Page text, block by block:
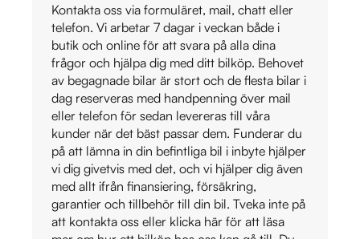
Kontakta oss via formuläret, mail, chatt eller
telefon. Vi arbetar 7 dagar i veckan både i
butik och online för att svara på alla dina
frågor och hjälpa dig med ditt bilköp. Behovet
av begagnade bilar är stort och de flesta bilar i
dag reserveras med handpenning över mail
eller telefon för sedan levereras till våra
kunder när det bäst passar dem. Funderar du
på att lämna in din befintliga bil i inbyte hjälper
vi dig givetvis med det, och vi hjälper dig även
med allt ifrån finansiering, försäkring,
garantier och tillbehör till din bil. Tveka inte på
att kontakta oss eller klicka här för att läsa